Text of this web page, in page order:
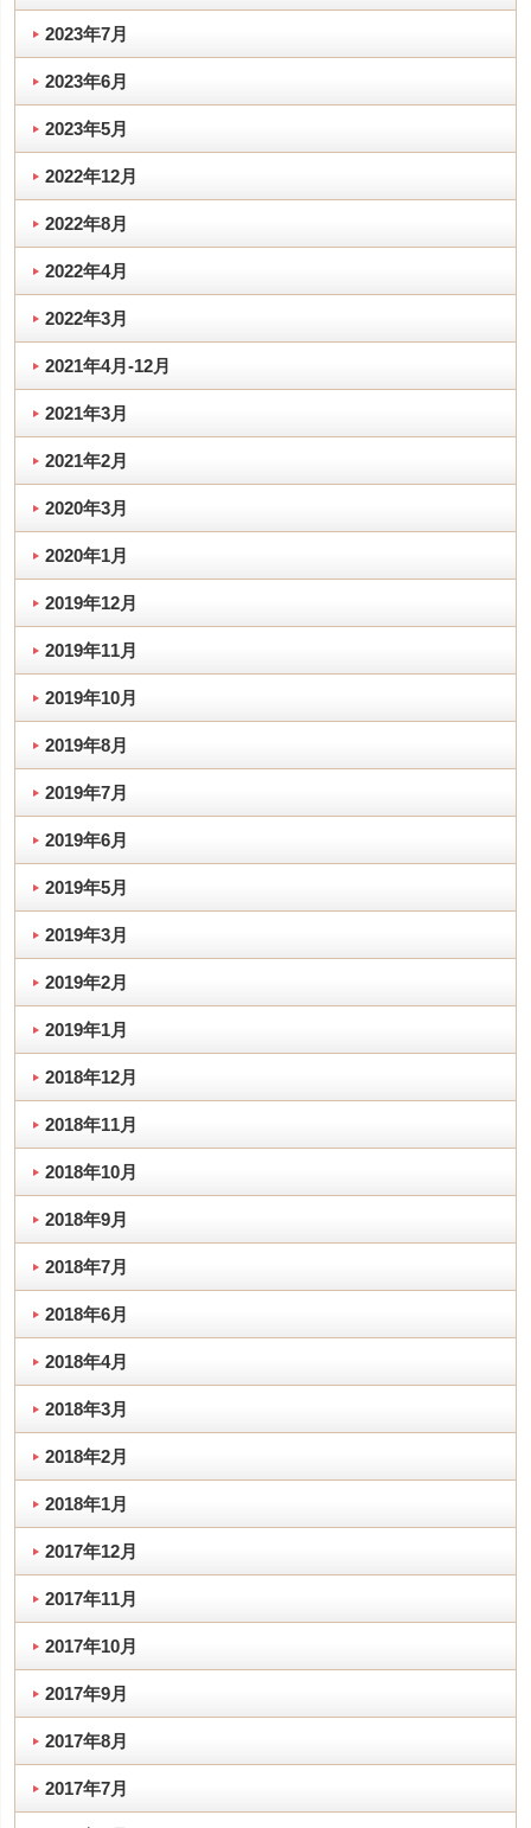
2023年7月
2023年6月
2023年5月
2022年12月
2022年8月
2022年4月
2022年3月
2021年4月-12月
2021年3月
2021年2月
2020年3月
2020年1月
2019年12月
2019年11月
2019年10月
2019年8月
2019年7月
2019年6月
2019年5月
2019年3月
2019年2月
2019年1月
2018年12月
2018年11月
2018年10月
2018年9月
2018年7月
2018年6月
2018年4月
2018年3月
2018年2月
2018年1月
2017年12月
2017年11月
2017年10月
2017年9月
2017年8月
2017年7月